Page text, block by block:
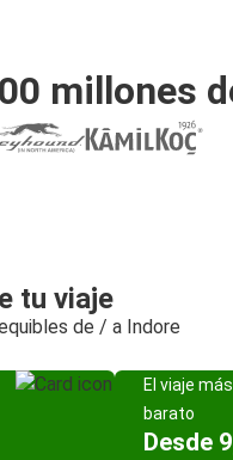
millones
tu viaje
de / a Indore
El viaje más
barato
Desde